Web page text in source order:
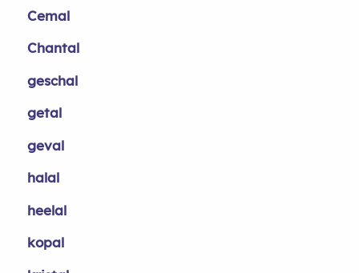
Cemal
Chantal
geschal
getal
geval
halal
heelal
kopal